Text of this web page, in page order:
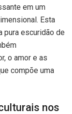
em um
Esta
pura escuridão de
o amor e as
compõe uma
nos